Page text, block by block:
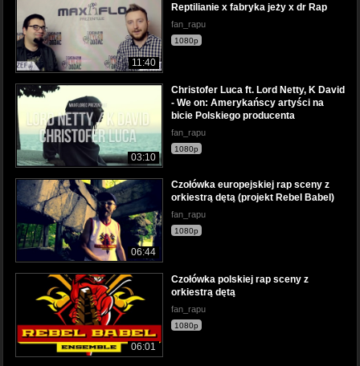
11:40
Reptilianie x fabryka jeży x dr Rap
fan_rapu
1080p
03:10
Christofer Luca ft. Lord Netty, K David
- We on: Amerykańscy artyści na
bicie Polskiego producenta
fan_rapu
1080p
06:44
Czołówka europejskiej rap sceny z
orkiestrą dętą (projekt Rebel Babel)
fan_rapu
1080p
06:01
Czołówka polskiej rap sceny z
orkiestrą dętą
fan_rapu
1080p